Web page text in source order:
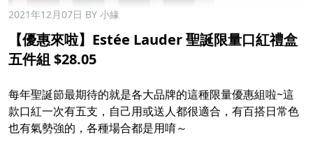
2021年12月07日 BY 小緣
【優惠來啦】Estée Lauder 聖誕限量口紅禮盒
五件組 $28.05
每年聖誕節最期待的就是各大品牌的這種限量優惠組啦~這
款口紅一次有五支，自己用或送人都很適合，有百搭日常色
也有氣勢強的，各種場合都是用唷～